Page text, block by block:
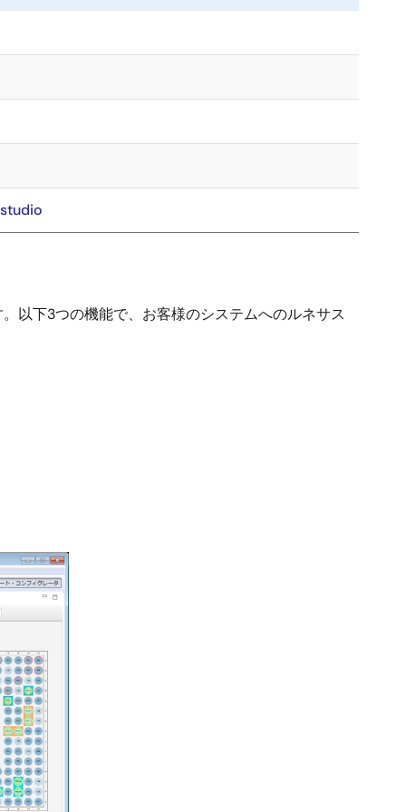
studio
以下3つの機能で、お客様のシステムへのルネサス